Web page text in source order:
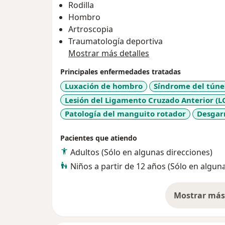
agilizando su proceso para una atención
Rodilla
Hombro
Artroscopia
Traumatología deportiva
Mostrar más detalles
Principales enfermedades tratadas
Luxación de hombro
Síndrome del
Lesión del Ligamento Cruzado Anterior
Patología del manguito rotador
Pacientes que atiendo
Adultos (Sólo en algunas direcciones)
Niños a partir de 12 años (Sólo en
Mostrar